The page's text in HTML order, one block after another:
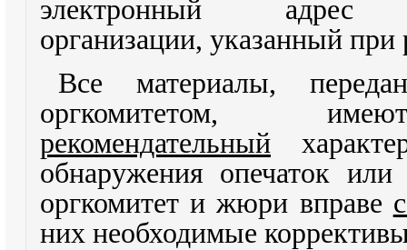
электронный адрес
организации, указанный при
Все материалы,
оргкомитетом,
рекомендательный
обнаружения опечаток
оргкомитет и жюри вправе
них необходимые